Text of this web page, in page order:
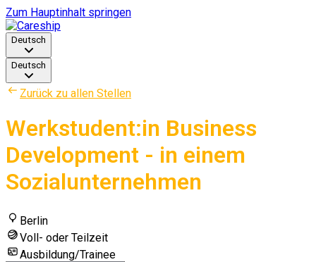
Zum Hauptinhalt springen
Deutsch
Deutsch
Zurück zu allen Stellen
Werkstudent:in Business
Development - in einem
Sozialunternehmen
Berlin
Voll- oder Teilzeit
Ausbildung/Trainee